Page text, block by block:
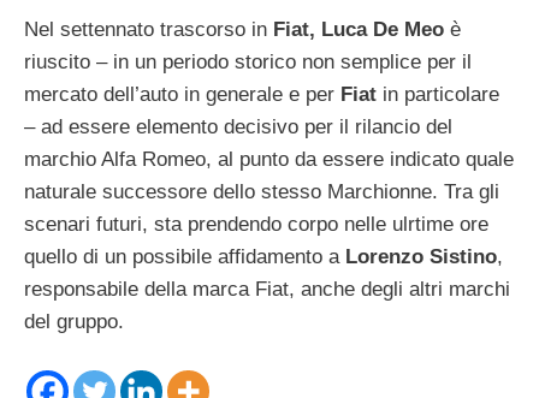
Nel settennato trascorso in Fiat, Luca De Meo è
riuscito – in un periodo storico non semplice per il
mercato dell’auto in generale e per Fiat in particolare
– ad essere elemento decisivo per il rilancio del
marchio Alfa Romeo, al punto da essere indicato quale
naturale successore dello stesso Marchionne. Tra gli
scenari futuri, sta prendendo corpo nelle ulrtime ore
quello di un possibile affidamento a Lorenzo Sistino,
responsabile della marca Fiat, anche degli altri marchi
del gruppo.